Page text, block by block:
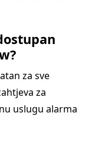
za sve
za
uslugu alarma